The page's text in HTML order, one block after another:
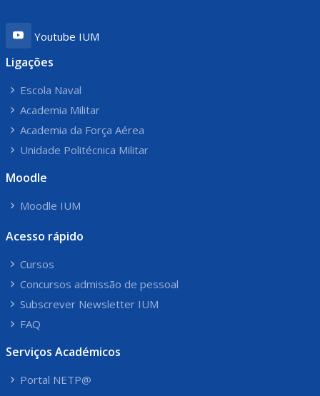
Youtube IUM
Ligações
Escola Naval
Academia Militar
Academia da Força Aérea
Unidade Politécnica Militar
Moodle
Moodle IUM
Acesso rápido
Cursos
Concursos admissão de pessoal
Subscrever Newsletter IUM
FAQ
Serviços Académicos
Portal NETP@